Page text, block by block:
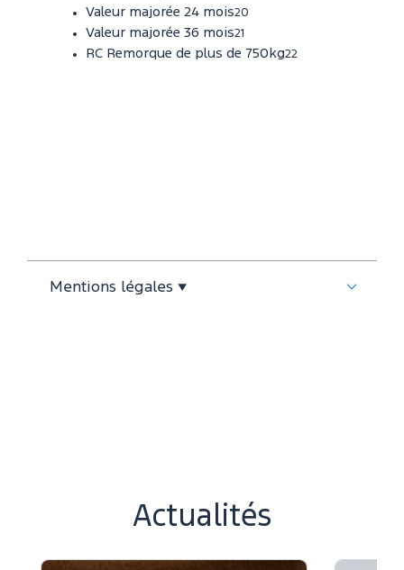
Valeur majorée 24 mois20
Valeur majorée 36 mois21
RC Remorque de plus de 750kg22
Mentions légales ▼
Actualités